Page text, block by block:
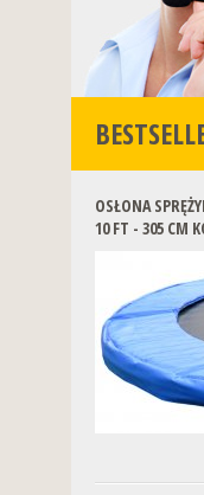
OSŁONA
10 FT - 305 CM